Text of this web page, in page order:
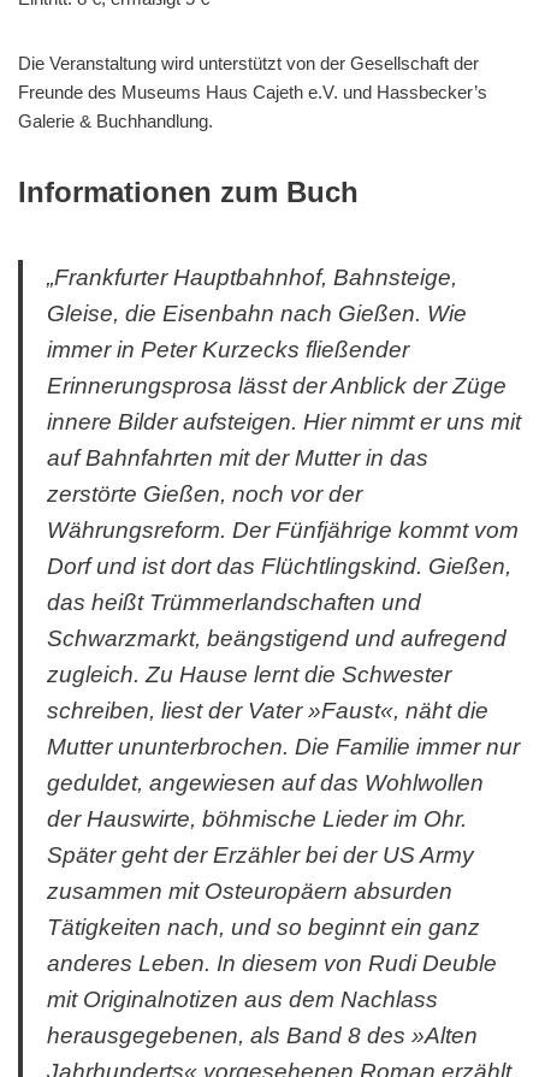
Die Veranstaltung wird unterstützt von der Gesellschaft der
Freunde des Museums Haus Cajeth e.V. und Hassbecker’s
Galerie & Buchhandlung.
Informationen zum Buch
„Frankfurter Hauptbahnhof, Bahnsteige,
Gleise, die Eisenbahn nach Gießen. Wie
immer in Peter Kurzecks fließender
Erinnerungsprosa lässt der Anblick der Züge
innere Bilder aufsteigen. Hier nimmt er uns mit
auf Bahnfahrten mit der Mutter in das
zerstörte Gießen, noch vor der
Währungsreform. Der Fünfjährige kommt vom
Dorf und ist dort das Flüchtlingskind. Gießen,
das heißt Trümmerlandschaften und
Schwarzmarkt, beängstigend und aufregend
zugleich. Zu Hause lernt die Schwester
schreiben, liest der Vater »Faust«, näht die
Mutter ununterbrochen. Die Familie immer nur
geduldet, angewiesen auf das Wohlwollen
der Hauswirte, böhmische Lieder im Ohr.
Später geht der Erzähler bei der US Army
zusammen mit Osteuropäern absurden
Tätigkeiten nach, und so beginnt ein ganz
anderes Leben. In diesem von Rudi Deuble
mit Originalnotizen aus dem Nachlass
herausgegebenen, als Band 8 des »Alten
Jahrhunderts« vorgesehenen Roman erzählt